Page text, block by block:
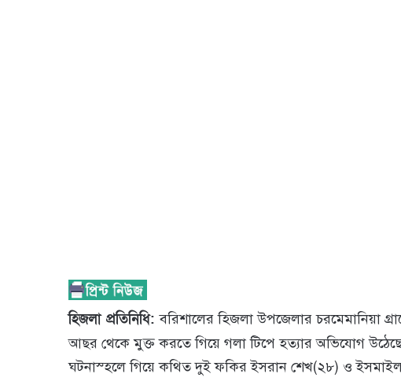
হিজলা প্রতিনিধি:ব‌রিশা‌লের হিজলা উপজেলার চরমেমানিয়া
আছর থে‌কে মুক্ত কর‌তে গি‌য়ে গলা টি‌পে হত‌্যার অ‌ভি‌যোগ
ঘটনাস্হলে গিয়ে কথিত দুই ফকির ইসরান শেখ(২৮) ও